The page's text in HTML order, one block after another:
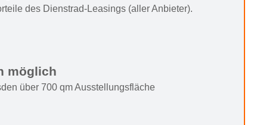
des Dienstrad-Leasings (aller Anbieter).
möglich
über 700 qm Ausstellungsfläche